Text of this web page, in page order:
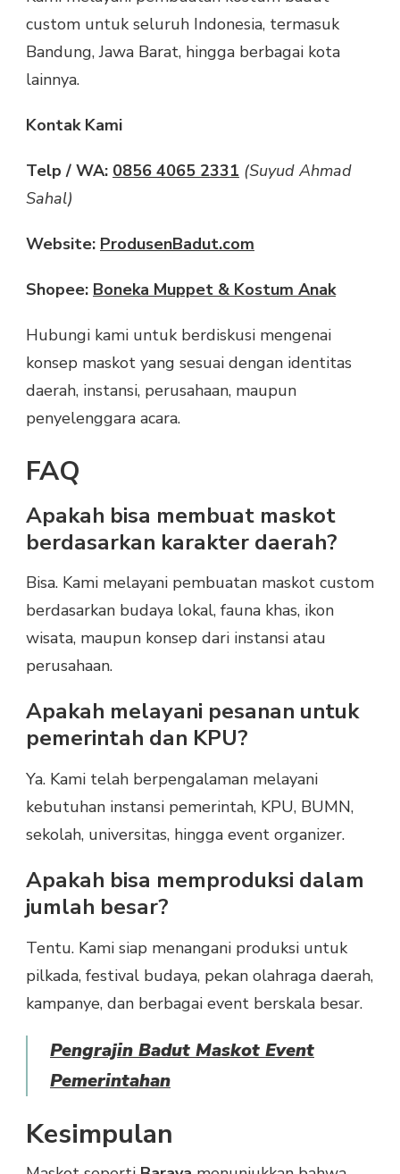
custom untuk seluruh Indonesia, termasuk
Bandung, Jawa Barat, hingga berbagai kota
lainnya.
Kontak Kami
Telp / WA: 0856 4065 2331 (Suyud Ahmad
Sahal)
Website: ProdusenBadut.com
Shopee: Boneka Muppet & Kostum Anak
Hubungi kami untuk berdiskusi mengenai
konsep maskot yang sesuai dengan identitas
daerah, instansi, perusahaan, maupun
penyelenggara acara.
FAQ
Apakah bisa membuat maskot
berdasarkan karakter daerah?
Bisa. Kami melayani pembuatan maskot custom
berdasarkan budaya lokal, fauna khas, ikon
wisata, maupun konsep dari instansi atau
perusahaan.
Apakah melayani pesanan untuk
pemerintah dan KPU?
Ya. Kami telah berpengalaman melayani
kebutuhan instansi pemerintah, KPU, BUMN,
sekolah, universitas, hingga event organizer.
Apakah bisa memproduksi dalam
jumlah besar?
Tentu. Kami siap menangani produksi untuk
pilkada, festival budaya, pekan olahraga daerah,
kampanye, dan berbagai event berskala besar.
Pengrajin Badut Maskot Event
Pemerintahan
Kesimpulan